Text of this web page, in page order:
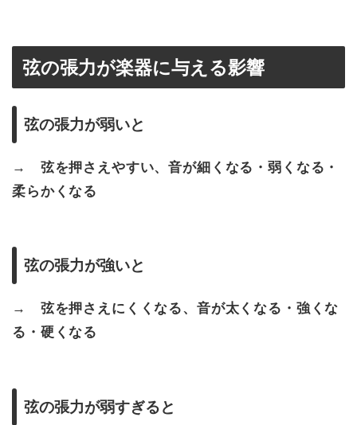
弦の張力が楽器に与える影響
弦の張力が弱いと
→ 弦を押さえやすい、音が細くなる・弱くなる・
柔らかくなる
弦の張力が強いと
→ 弦を押さえにくくなる、音が太くなる・強くな
る・硬くなる
弦の張力が弱すぎると